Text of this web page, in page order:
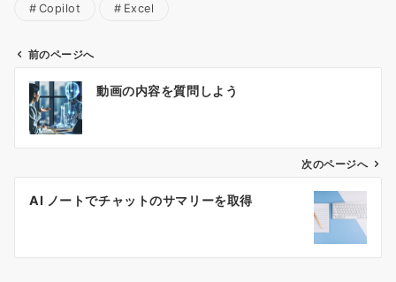
Copilot Excel
ン
前のページへ
動画の内容を質問しよう
次のページへ
AI ノートでチャットのサマリーを取得